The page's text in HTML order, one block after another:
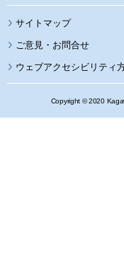
サイトマップ
ウェブアクセシビリティ
Copyright © 2020